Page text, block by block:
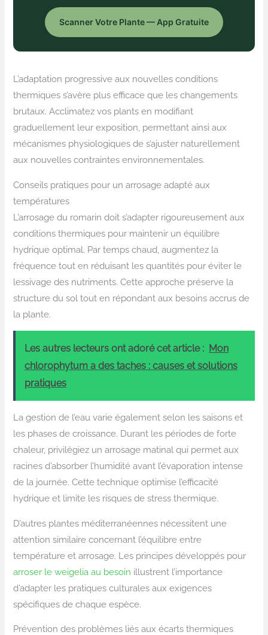
Scanner Votre Plante — App Gratuite
L’adaptation progressive aux nouvelles conditions
thermiques s’avère plus efficace que les changements
brutaux. Acclimatez vos plants en modifiant
graduellement leur exposition, permettant ainsi aux
mécanismes physiologiques de s’ajuster naturellement
aux nouvelles contraintes environnementales.
Conseils pratiques pour un arrosage adapté aux
températures
L’arrosage du romarin doit s’adapter rigoureusement aux
conditions thermiques pour maintenir un équilibre
hydrique optimal. Par temps chaud, augmentez la
fréquence tout en réduisant les quantités pour éviter le
lessivage des nutriments. Cette approche préserve la
structure du sol tout en répondant aux besoins accrus de
la plante.
Les autres lecteurs ont adoré cet article : Mon
chlorophytum a des taches : causes et solutions
pratiques
La gestion de l’eau varie également selon les saisons et
les phases de croissance. Durant les périodes de forte
chaleur, privilégiez un arrosage matinal qui permet aux
racines d’absorber l’humidité avant l’évaporation intense
de la journée. Cette technique optimise l’efficacité
hydrique et limite les risques de stress thermique.
D’autres plantes méditerranéennes nécessitent une
attention similaire concernant l’équilibre entre
température et arrosage. Les principes développés pour
arroser le weigelia au besoin illustrent l’importance
d’adapter les pratiques culturales aux exigences
spécifiques de chaque espèce.
Prévention des problèmes liés aux écarts thermiques